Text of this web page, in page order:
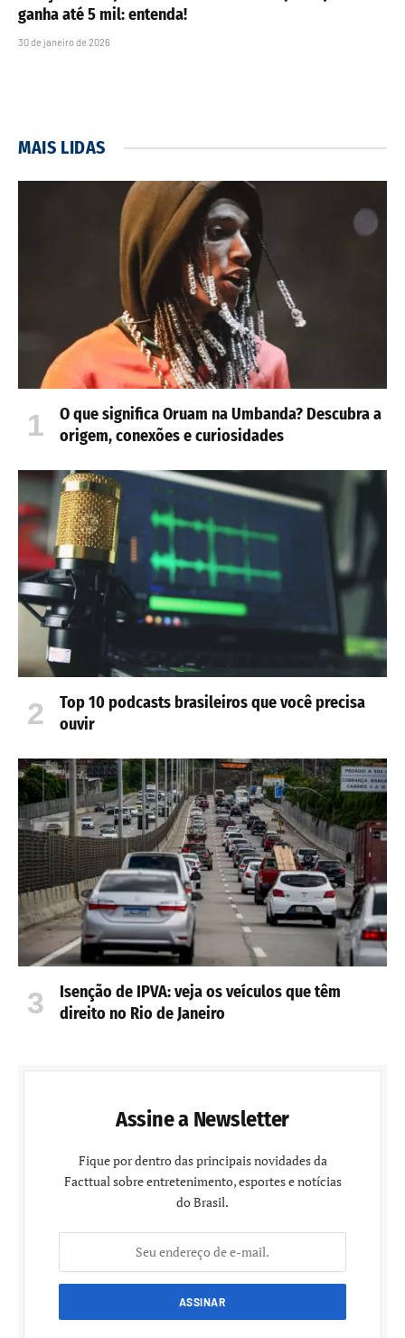
ganha até 5 mil: entenda!
30 de janeiro de 2026
MAIS LIDAS
O que significa Oruam na Umbanda? Descubra a
origem, conexões e curiosidades
Top 10 podcasts brasileiros que você precisa
ouvir
Isenção de IPVA: veja os veículos que têm
direito no Rio de Janeiro
Assine a Newsletter
Fique por dentro das principais novidades da
Facttual sobre entretenimento, esportes e notícias
do Brasil.